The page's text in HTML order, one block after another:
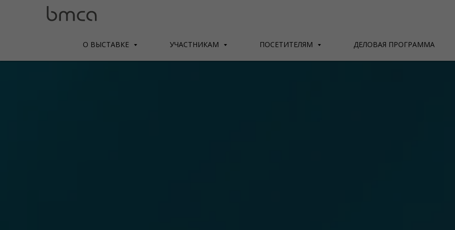
О ВЫСТАВКЕ УЧАСТНИКАМ ПОСЕТИТЕЛЯМ ДЕЛОВАЯ ПРОГРАММА